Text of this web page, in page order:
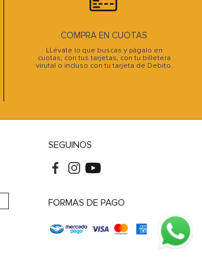
COMPRA EN CUOTAS
LLévate lo que buscas y págalo en
cuotas, con tus tarjetas, con tu billetera
virutal o incluso con tu tarjeta de Debito.
SEGUINOS
FORMAS DE PAGO